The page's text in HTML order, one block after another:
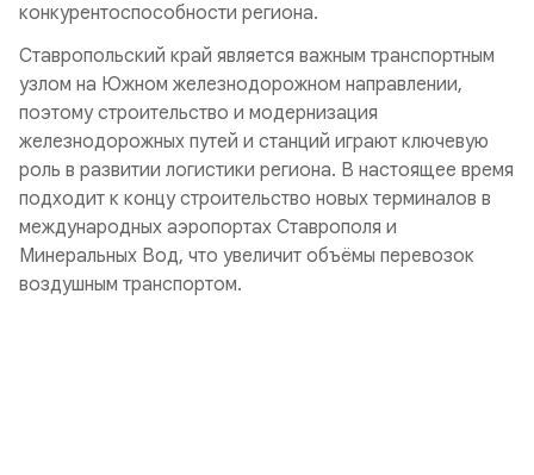
конкурентоспособности региона.
Ставропольский край является важным транспортным
узлом на Южном железнодорожном направлении,
поэтому строительство и модернизация
железнодорожных путей и станций играют ключевую
роль в развитии логистики региона. В настоящее время
подходит к концу строительство новых терминалов в
международных аэропортах Ставрополя и
Минеральных Вод, что увеличит объёмы перевозок
воздушным транспортом.